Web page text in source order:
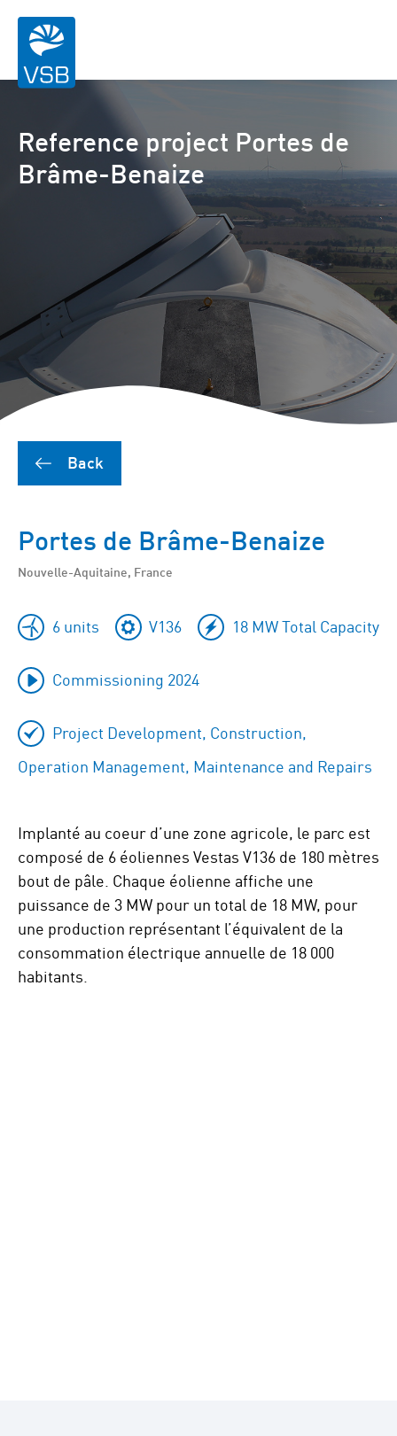
Reference project Portes de
Brâme-Benaize
Back
Portes de Brâme-Benaize
Nouvelle-Aquitaine, France
6 units V136 18 MW Total Capacity
Commissioning 2024
Project Development, Construction,
Operation Management, Maintenance and Repairs
Implanté au coeur d’une zone agricole, le parc est
composé de 6 éoliennes Vestas V136 de 180 mètres
bout de pâle. Chaque éolienne affiche une
puissance de 3 MW pour un total de 18 MW, pour
une production représentant l’équivalent de la
consommation électrique annuelle de 18 000
habitants.